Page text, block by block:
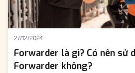
27/12/2024
Forwarder là gì? Có nên sử
Forwarder không?